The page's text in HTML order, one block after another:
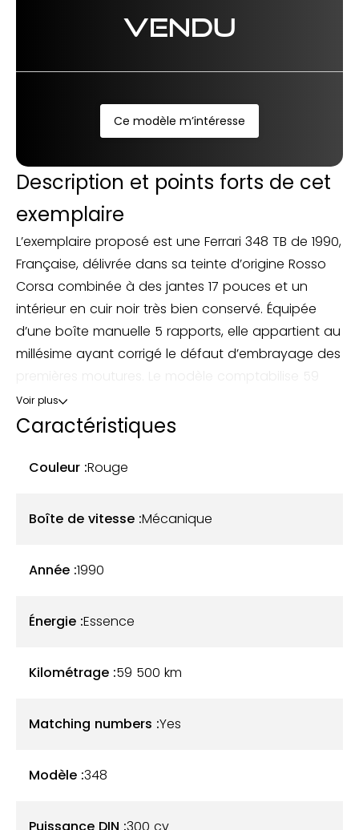
VENDU
Ce modèle m’intéresse
Description et points forts de cet
exemplaire
L’exemplaire proposé est une Ferrari 348 TB de 1990,
Française, délivrée dans sa teinte d’origine Rosso
Corsa combinée à des jantes 17 pouces et un
intérieur en cuir noir très bien conservé. Équipée
d’une boîte manuelle 5 rapports, elle appartient au
millésime ayant corrigé le défaut d’embrayage des
000 kilomètres et dispose d’un carnet d’entretien,
de sa trousse à outils, de son manuel d’origine,
ainsi que de nombreuses factures. Un grand
entretien ainsi que le remplacement de la courroie
Toujours utilisée et entretenue avec soin et rigueur,
Elle n'a d'ailleurs jamais été repeinte. Aucune trace
quelconque n’est à constater. Par ailleurs, son
parfaitement.
Voir plus
Caractéristiques
Couleur :Rouge
Boîte de vitesse :Mécanique
Année :1990
Énergie :Essence
Kilométrage :59 500 km
Matching numbers :Yes
Modèle :348